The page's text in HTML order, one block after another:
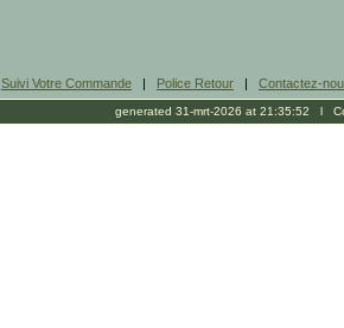
Suivi Votre Commande | Police Retour | Contactez-
generated 31-mrt-2026 at 21:35:52 l